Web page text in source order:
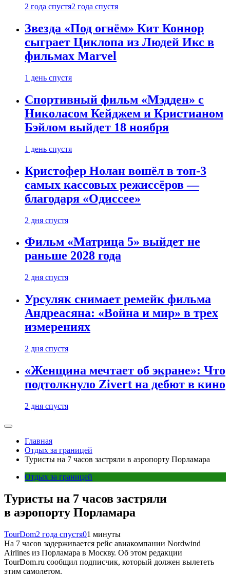
2 года спустя2 года спустя
Звезда «Под огнём» Кит Коннор
сыграет Циклопа из Людей Икс в
фильмах Marvel
1 день спустя
Спортивный фильм «Мэдден» с
Николасом Кейджем и Кристианом
Бэйлом выйдет 18 ноября
1 день спустя
Кристофер Нолан вошёл в топ-3
самых кассовых режиссёров —
благодаря «Одиссее»
2 дня спустя
Фильм «Матрица 5» выйдет не
раньше 2028 года
2 дня спустя
Урсуляк снимает ремейк фильма
Андреасяна: «Война и мир» в трех
измерениях
2 дня спустя
«Женщина мечтает об экране»: Что
подтолкнуло Zivert на дебют в кино
2 дня спустя
Главная
Отдых за границей
Туристы на 7 часов застряли в аэропорту Порламара
Отдых за границей
Туристы на 7 часов застряли
в аэропорту Порламара
TourDom2 года спустя01 минуты
На 7 часов задерживается рейс авиакомпании Nordwind
Airlines из Порламара в Москву. Об этом редакции
TourDom.ru сообщил подписчик, который должен вылететь
этим самолетом.